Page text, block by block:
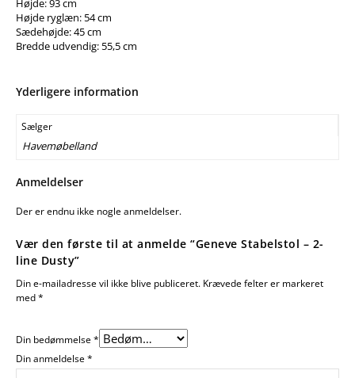
Højde: 93 cm
Højde ryglæn: 54 cm
Sædehøjde: 45 cm
Bredde udvendig: 55,5 cm
Yderligere information
Sælger
Havemøbelland
Anmeldelser
Der er endnu ikke nogle anmeldelser.
Vær den første til at anmelde “Geneve Stabelstol – 2-
line Dusty”
Din e-mailadresse vil ikke blive publiceret. Krævede felter er markeret
med*
Din bedømmelse*
Din anmeldelse*